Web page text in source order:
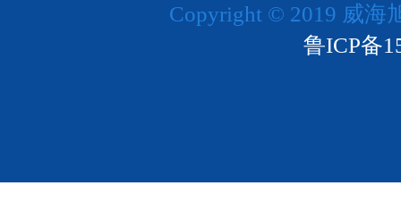
Copyright © 2019 威海
鲁ICP备